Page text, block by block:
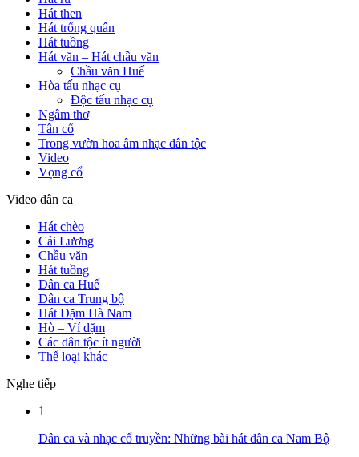
Hát then
Hát trống quân
Hát tuồng
Hát văn – Hát chầu văn
Chầu văn Huế
Hòa tấu nhạc cụ
Độc tấu nhạc cụ
Ngâm thơ
Tân cổ
Trong vườn hoa âm nhạc dân tộc
Video
Vọng cổ
Video dân ca
Hát chèo
Cải Lương
Chầu văn
Hát tuồng
Dân ca Huế
Dân ca Trung bộ
Hát Dặm Hà Nam
Hò – Ví dặm
Các dân tộc ít người
Thể loại khác
Nghe tiếp
1
Dân ca và nhạc cổ truyền: Những bài hát dân ca Nam Bộ